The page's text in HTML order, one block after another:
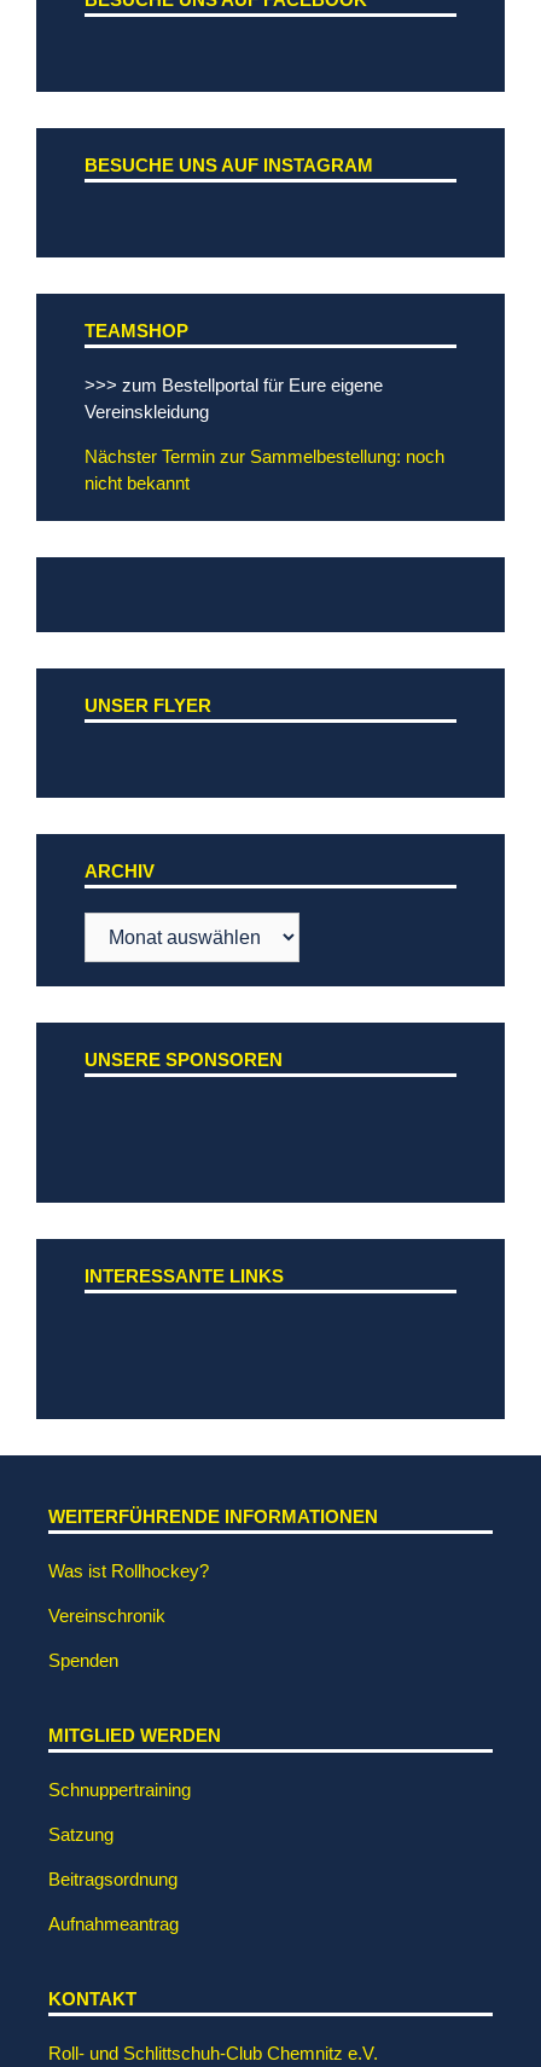
BESUCHE UNS AUF INSTAGRAM
TEAMSHOP
>>> zum Bestellportal für Eure eigene
Vereinskleidung
Nächster Termin zur Sammelbestellung: noch
nicht bekannt
UNSER FLYER
ARCHIV
UNSERE SPONSOREN
INTERESSANTE LINKS
WEITERFÜHRENDE INFORMATIONEN
Was ist Rollhockey?
Vereinschronik
Spenden
MITGLIED WERDEN
Schnuppertraining
Satzung
Beitragsordnung
Aufnahmeantrag
KONTAKT
Roll- und Schlittschuh-Club Chemnitz e.V.